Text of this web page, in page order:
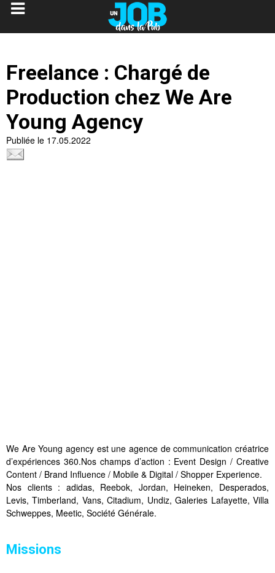
Freelance : Chargé de
Production chez We Are
Young Agency
Publiée le 17.05.2022
We Are Young agency est une agence de communication créatrice
d’expériences 360.Nos champs d’action : Event Design / Creative
Content / Brand Influence / Mobile & Digital / Shopper Experience.
Nos clients : adidas, Reebok, Jordan, Heineken, Desperados,
Levis, Timberland, Vans, Citadium, Undiz, Galeries Lafayette, Villa
Schweppes, Meetic, Société Générale.
Missions